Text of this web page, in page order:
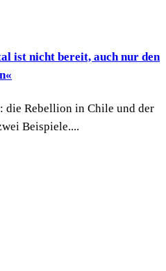
ist nicht bereit, auch nur den
Rebellion in Chile und der
Beispiele....